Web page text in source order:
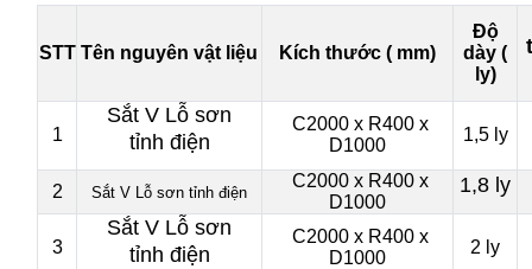
STT Tên nguyên vật liệu Kích thước ( mm)
Độ
dày (
ly)
1
Sắt V Lỗ sơn
tỉnh điện
C2000 x R400 x
D1000
1,5 ly
2 Sắt V Lỗ sơn tỉnhđiện
C2000 x R400 x
D1000
1,8 ly
3
Sắt V Lỗ sơn
tỉnh điện
C2000 x R400 x
D1000
2 ly